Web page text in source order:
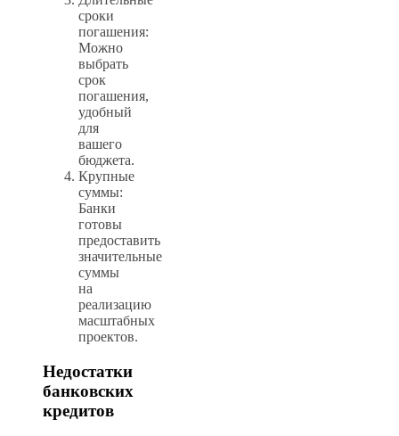
сроки
погашения:
Можно
выбрать
срок
погашения,
удобный
для
вашего
бюджета.
Крупные
суммы:
Банки
готовы
предоставить
значительные
суммы
на
реализацию
масштабных
проектов.
Недостатки
банковских
кредитов